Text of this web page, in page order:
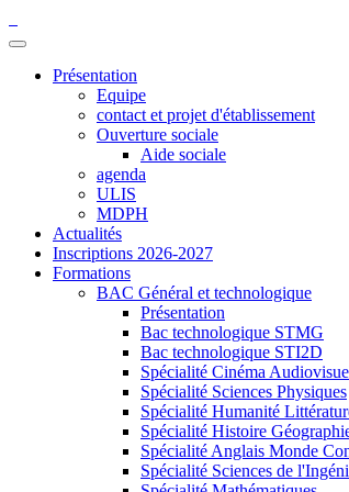
Présentation
Equipe
contact et projet d'établissement
Ouverture sociale
Aide sociale
agenda
ULIS
MDPH
Actualités
Inscriptions 2026-2027
Formations
BAC Général et technologique
Présentation
Bac technologique STMG
Bac technologique STI2D
Spécialité Cinéma
Spécialité Sciences Physiques
Spécialité Humanité
Spécialité Histoire
Spécialité Anglais Monde
Spécialité Sciences de